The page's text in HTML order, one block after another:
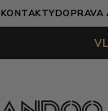
KONTAKTYDOPRAVA